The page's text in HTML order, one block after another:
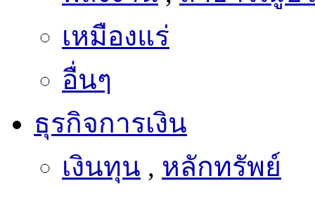
เหมืองแร่
อื่นๆ
ธุรกิจการเงิน
เงินทุน,หลักทรัพย์
ธนาคาร